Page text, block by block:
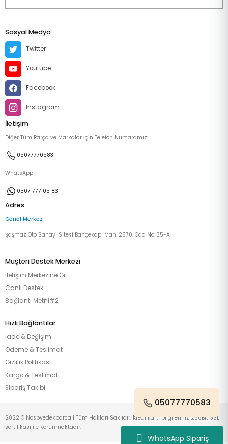
WhatsApp Sipariş
Sosyal Medya
Twitter
Youtube
Facebook
Instagram
İletişim
Diğer Tüm Parça ve Markalar İçin Telefon Numaramız:
05077770583
WhatsApp
0507 777 05 83
Adres
Genel Merkez
Şaşmaz Oto Sanayi Sitesi Bahçekapı Mah. 2570. Cad No: 35-A
Müşteri Destek Merkezi
İletişim Merkezine Git
Canlı Destek
Bağlantı Metni#2
Hızlı Bağlantılar
İade & Değişim
Ödeme & Teslimat
Gizlilik Politikası
Kargo & Teslimat
Sipariş Takibi
05077770583
2022 © Nospyedekparca | Tüm Hakları Saklıdır. Kredi kartı bilgileriniz 256Bit SSL
sertifikası ile korunmaktadır.